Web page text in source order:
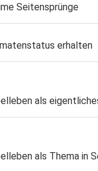
Seitensprünge
erhalten
als
als Thema in